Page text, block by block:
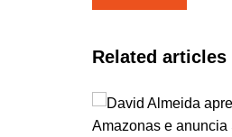
de
Post
Related articles